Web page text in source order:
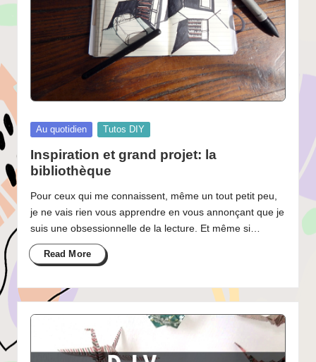
Posted
Au quotidien Tutos DIY
Inspiration et grand projet: la
bibliothèque
Pour ceux qui me connaissent, même un tout petit peu,
je ne vais rien vous apprendre en vous annonçant que je
suis une obsessionnelle de la lecture. Et même si…
Read More